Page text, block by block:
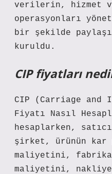
verilerin, hizmet
operasyonları
bir şekilde
kuruldu.
CIP fiyatları
CIP (Carriage and
Fiyatı Nasıl
hesaplarken,
şirket, ürünün kar
maliyetini, fabrika
maliyetini, nakliye